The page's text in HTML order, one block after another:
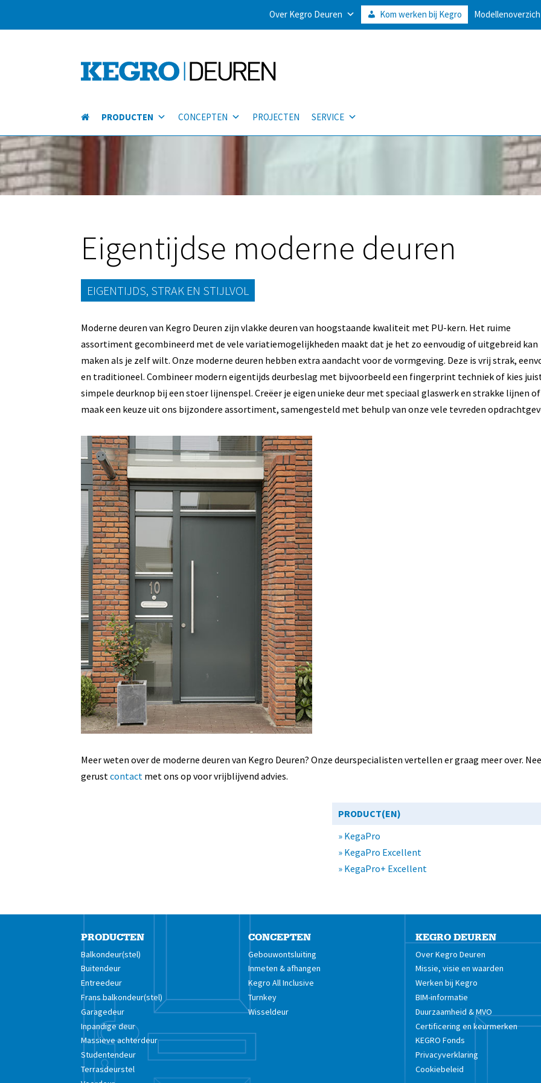
Over Kegro Deuren Kom werken bij Kegro
PRODUCTEN CONCEPTEN PROJECTEN SERVICE
Eigentijdse moderne deuren
EIGENTIJDS, STRAK EN STIJLVOL
Moderne deuren van Kegro Deuren zijn vlakke deuren van hoogstaande kwaliteit met PU-kern. Het ruime
assortiment gecombineerd met de vele variatiemogelijkheden maakt dat je het zo eenvoudig of uitgebreid kan
maken als je zelf wilt. Onze moderne deuren hebben extra aandacht voor de vormgeving. Deze is vrij strak,
en traditioneel. Combineer modern eigentijds deurbeslag met bijvoorbeeld een fingerprint techniek of kies
simpele deurknop bij een stoer lijnenspel. Creëer je eigen unieke deur met speciaal glaswerk en strakke lijnen of
maak een keuze uit ons bijzondere assortiment, samengesteld met behulp van onze vele tevreden
Meer weten over de moderne deuren van Kegro Deuren? Onze deurspecialisten vertellen er graag meer over.
gerustcontact met ons op voor vrijblijvend advies.
PRODUCT(EN)
» KegaPro
» KegaPro Excellent
» KegaPro+ Excellent
PRODUCTEN
Balkondeur(stel)
Buitendeur
Entreedeur
Frans balkondeur(stel)
Garagedeur
Inpandige deur
Massieve achterdeur
Studentendeur
Terrasdeurstel
CONCEPTEN
Gebouwontsluiting
Inmeten & afhangen
Kegro All Inclusive
Turnkey
Wisseldeur
KEGRO DEUREN
Over Kegro Deuren
Missie, visie en waarden
Werken bij Kegro
BIM-informatie
Duurzaamheid & MVO
Certificering en keurmerken
KEGRO Fonds
Privacyverklaring
Cookiebeleid